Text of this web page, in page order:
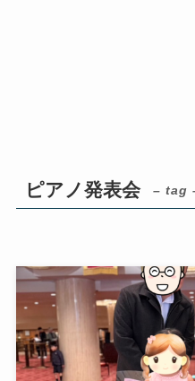
ピアノ発表会 – tag